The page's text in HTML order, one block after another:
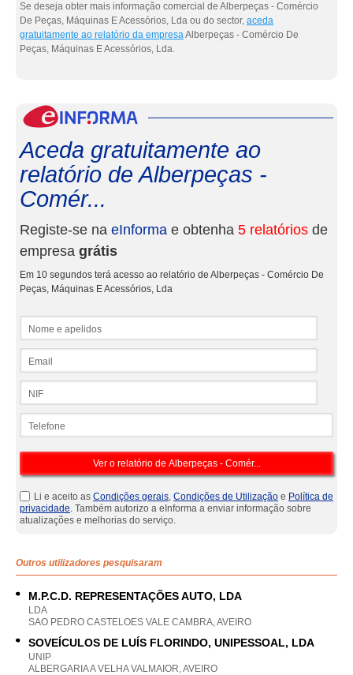
Se deseja obter mais informação comercial de Alberpeças - Comércio
De Peças, Máquinas E Acessórios, Lda ou do sector, aceda
gratuitamente ao relatório da empresaAlberpeças - Comércio De
Peças, Máquinas E Acessórios, Lda.
Aceda gratuitamente ao
relatório de Alberpeças -
Comér...
Registe-se na eInforma e obtenha 5 relatórios de
empresa grátis
Em 10 segundos terá acesso ao relatório de Alberpeças - Comércio De
Peças, Máquinas E Acessórios, Lda
Li e aceito as Condições gerais, Condições de Utilização e Política de
privacidade. Também autorizo a eInforma a enviar informação sobre
atualizações e melhorias do serviço.
Outros utilizadores pesquisaram
M.P.C.D. REPRESENTAÇÕES AUTO, LDA
LDA
SAO PEDRO CASTELOES VALE CAMBRA, AVEIRO
SOVEÍCULOS DE LUÍS FLORINDO, UNIPESSOAL, LDA
UNIP
ALBERGARIA A VELHA VALMAIOR, AVEIRO